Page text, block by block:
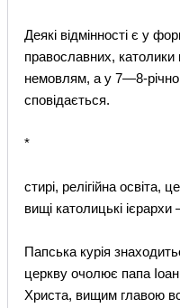
Деякі відмінності є у
православних, католики
немовлям, а у 7—8-
сповідається.
*
стирі, релігійна
вищі католицькі
Папська курія
церкву очолює папа
Христа, вищим главою